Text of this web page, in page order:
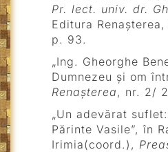
Pr. lect. univ. dr.
Editura
p. 93.
„Ing. Gheorghe
Dumnezeu și om
Renașterea, nr. 2/
„Un adevărat
Părinte Vasile”, în
Irimia(coord.),